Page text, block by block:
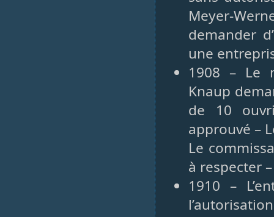
Meyer-
demander
une
1908 – Le
Knaup
de 10
approuvé –
Le
à respecter
1910 –